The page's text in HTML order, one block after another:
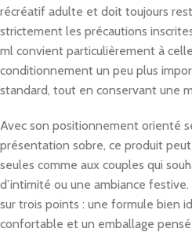
récréatif adulte et doit toujours
strictement les précautions
ml convient particulièrement à
conditionnement un peu plus
standard, tout en conservant une
Avec son positionnement orienté
présentation sobre, ce produit
seules comme aux couples qui
d’intimité ou une ambiance
sur trois points : une formule bien
confortable et un emballage